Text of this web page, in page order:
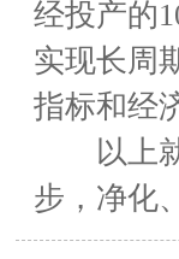
经投产的
实现长周
指标和经
以上就
步，净化